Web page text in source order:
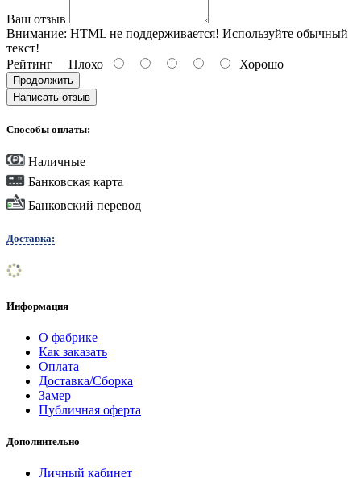
Ваш отзыв
Внимание: HTML не поддерживается! Используйте обычный
текст!
Рейтинг Плохо Хорошо
Продолжить
Написать отзыв
Способы оплаты:
Наличные
Банковская карта
Банковский перевод
Доставка:
Информация
О фабрике
Как заказать
Оплата
Доставка/Сборка
Замер
Публичная оферта
Дополнительно
Личный кабинет